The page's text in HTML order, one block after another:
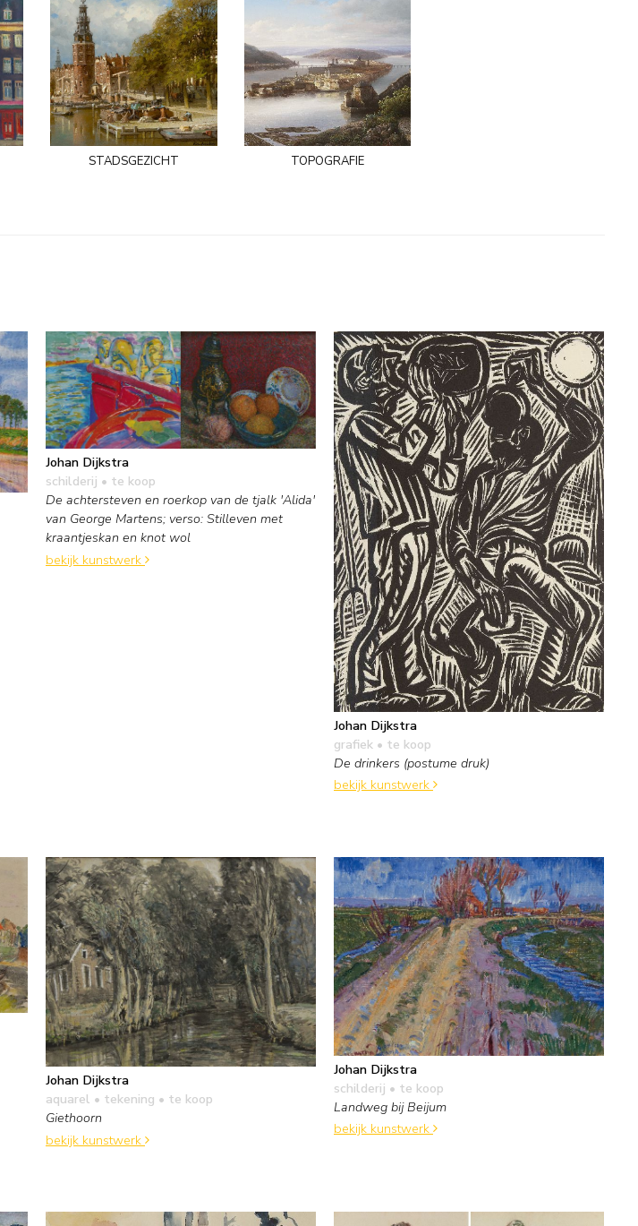
stadsgezicht topografie
Johan Dijkstra
schilderij • te koop
De achtersteven en roerkop van de tjalk 'Alida'
van George Martens; verso: Stilleven met
kraantjeskan en knot wol
bekijk kunstwerk
Johan Dijkstra
grafiek • te koop
De drinkers (postume druk)
bekijk kunstwerk
Johan Dijkstra
aquarel • tekening • te koop
Giethoorn
bekijk kunstwerk
Johan Dijkstra
schilderij • te koop
Landweg bij Beijum
bekijk kunstwerk